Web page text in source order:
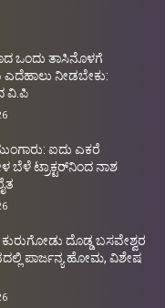
ಒಂದು ತಾಸಿನೊಳಗೆ
ನೀಡಬೇಕು:
ವಿ.ಪಿ
ಐದು ಎಕರೆ
ಬೆಳೆ ಟ್ರಾಕ್ಟರ್‌ನಿಂದ ನಾಶ
ದೊಡ್ಡ ಬಸವೇಶ್ವರ
ಪಾರ್ಜನ್ಯ ಹೋಮ, ವಿಶೇಷ